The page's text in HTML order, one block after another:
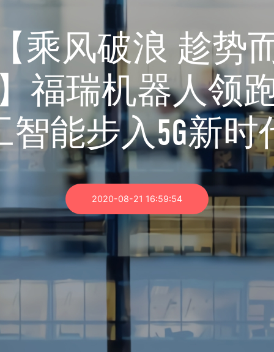
乘风破浪 趁势
福瑞机器人领
智能步入5G新时
2020-08-21 16:59:54